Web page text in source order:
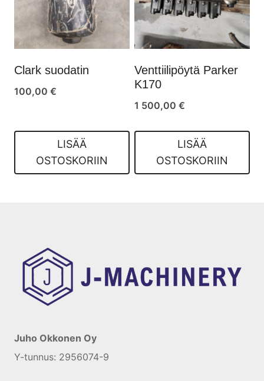
Clark suodatin
100,00 €
LISÄÄ
OSTOSKORIIN
Venttiilipöytä Parker
K170
1 500,00 €
LISÄÄ
OSTOSKORIIN
Juho Okkonen Oy
Y-tunnus: 2956074-9